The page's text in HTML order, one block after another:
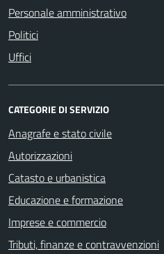
Personale amministrativo
Politici
Uffici
CATEGORIE DI SERVIZIO
Anagrafe e stato civile
Autorizzazioni
Catasto e urbanistica
Educazione e formazione
Imprese e commercio
Tributi, finanze e contravvenzioni